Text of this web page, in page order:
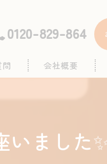
0120-829-864
会社概要
ました